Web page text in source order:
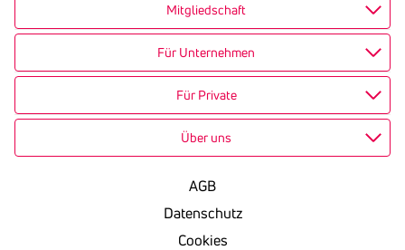
Mitgliedschaft
Für Unternehmen
Für Private
Über uns
AGB
Datenschutz
Cookies